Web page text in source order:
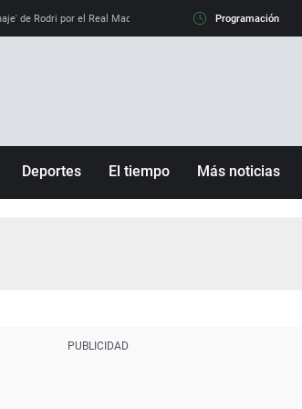
de Rodri por el Real Madrid y su 'sí' al Barça La llamada
Programación
Deportes El tiempo Más noticias